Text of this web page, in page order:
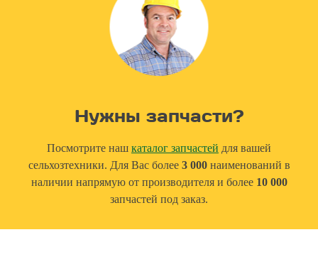
Нужны запчасти?
Посмотрите наш каталог запчастей для вашей
сельхозтехники. Для Вас более 3 000наименований в
наличии напрямую от производителя и более 10 000
запчастей под заказ.